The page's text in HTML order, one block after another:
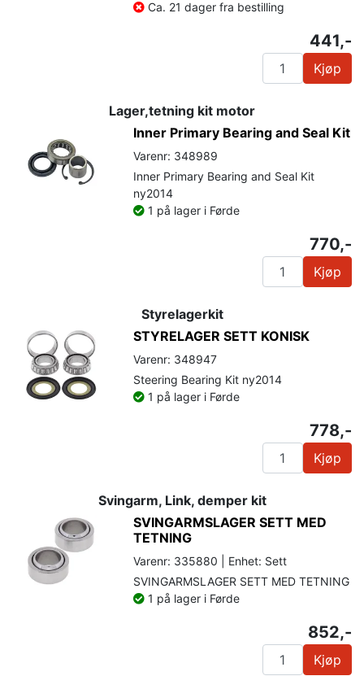
Ca. 21 dager fra bestilling
441,-
Kjøp
Lager,tetning kit motor
Inner Primary Bearing and Seal Kit
Varenr: 348989
Inner Primary Bearing and Seal Kit
ny2014
1 på lager i Førde
770,-
Kjøp
Styrelagerkit
STYRELAGER SETT KONISK
Varenr: 348947
Steering Bearing Kit ny2014
1 på lager i Førde
778,-
Kjøp
Svingarm, Link, demper kit
SVINGARMSLAGER SETT MED
TETNING
Varenr: 335880 | Enhet: Sett
SVINGARMSLAGER SETT MED TETNING
1 på lager i Førde
852,-
Kjøp